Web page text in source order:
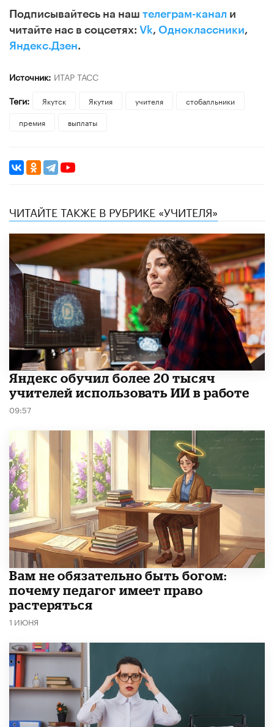
Подписывайтесь на наш телеграм-канал и
читайте нас в соцсетях: Vk, Одноклассники,
Яндекс.Дзен.
Источник: ИТАР ТАСС
Теги:
Якутск Якутия учителя
стобалльники
премия
выплаты
ЧИТАЙТЕ ТАКЖЕ В РУБРИКЕ «УЧИТЕЛЯ»
​Яндекс обучил более 20 тысяч
учителей использовать ИИ в работе
09:57
​Вам не обязательно быть богом:
почему педагог имеет право
растеряться
1 ИЮНЯ